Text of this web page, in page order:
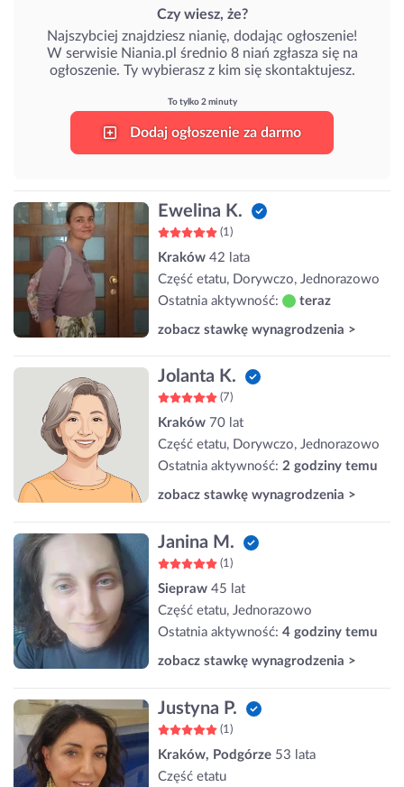
Czy wiesz, że?
Najszybciej znajdziesz nianię, dodając ogłoszenie!
W serwisie Niania.pl średnio 8 niań zgłasza się na
ogłoszenie. Ty wybierasz z kim się skontaktujesz.
To tylko 2 minuty
Dodaj ogłoszenie za darmo
Ewelina K.
(1)
Kraków 42 lata
Część etatu, Dorywczo, Jednorazowo
Ostatnia aktywność:
teraz
zobacz stawkę wynagrodzenia >
Jolanta K.
(7)
Kraków 70 lat
Część etatu, Dorywczo, Jednorazowo
Ostatnia aktywność: 2 godziny temu
zobacz stawkę wynagrodzenia >
Janina M.
(1)
Siepraw 45 lat
Część etatu, Jednorazowo
Ostatnia aktywność: 4 godziny temu
zobacz stawkę wynagrodzenia >
Justyna P.
(1)
Kraków, Podgórze 53 lata
Część etatu